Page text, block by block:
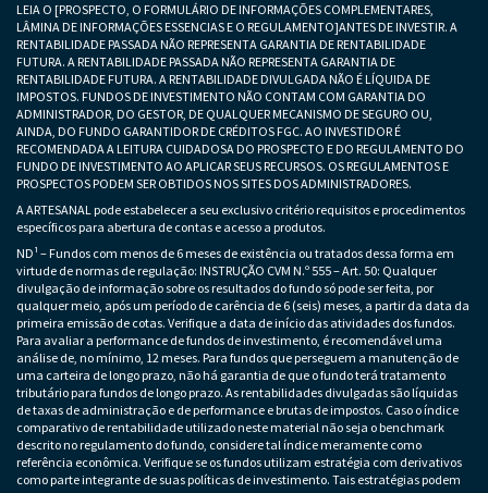
LEIA O [PROSPECTO, O FORMULÁRIO DE INFORMAÇÕES COMPLEMENTARES,
LÂMINA DE INFORMAÇÕES ESSENCIAS E O REGULAMENTO]ANTES DE INVESTIR. A
RENTABILIDADE PASSADA NÃO REPRESENTA GARANTIA DE RENTABILIDADE
FUTURA. A RENTABILIDADE PASSADA NÃO REPRESENTA GARANTIA DE
RENTABILIDADE FUTURA. A RENTABILIDADE DIVULGADA NÃO É LÍQUIDA DE
IMPOSTOS. FUNDOS DE INVESTIMENTO NÃO CONTAM COM GARANTIA DO
ADMINISTRADOR, DO GESTOR, DE QUALQUER MECANISMO DE SEGURO OU,
AINDA, DO FUNDO GARANTIDOR DE CRÉDITOS FGC. AO INVESTIDOR É
RECOMENDADA A LEITURA CUIDADOSA DO PROSPECTO E DO REGULAMENTO DO
FUNDO DE INVESTIMENTO AO APLICAR SEUS RECURSOS. OS REGULAMENTOS E
PROSPECTOS PODEM SER OBTIDOS NOS SITES DOS ADMINISTRADORES.
A ARTESANAL pode estabelecer a seu exclusivo critério requisitos e procedimentos
específicos para abertura de contas e acesso a produtos.
ND¹ – Fundos com menos de 6 meses de existência ou tratados dessa forma em
virtude de normas de regulação: INSTRUÇÃO CVM N.º 555 – Art. 50: Qualquer
divulgação de informação sobre os resultados do fundo só pode ser feita, por
qualquer meio, após um período de carência de 6 (seis) meses, a partir da data da
primeira emissão de cotas. Verifique a data de início das atividades dos fundos.
Para avaliar a performance de fundos de investimento, é recomendável uma
análise de, no mínimo, 12 meses. Para fundos que perseguem a manutenção de
uma carteira de longo prazo, não há garantia de que o fundo terá tratamento
tributário para fundos de longo prazo. As rentabilidades divulgadas são líquidas
de taxas de administração e de performance e brutas de impostos. Caso o índice
comparativo de rentabilidade utilizado neste material não seja o benchmark
descrito no regulamento do fundo, considere tal índice meramente como
referência econômica. Verifique se os fundos utilizam estratégia com derivativos
como parte integrante de suas políticas de investimento. Tais estratégias podem